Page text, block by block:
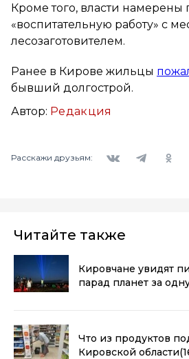
Кроме того, власти намерены
«воспитательную работу» с
лесозаготовителем.
Ранее в Кирове жильцы
бывший долгострой.
Автор: Редакция
Расскажи друзьям:
Читайте также
Кировчане увидят
парад планет за
Что из продуктов
Кировской области